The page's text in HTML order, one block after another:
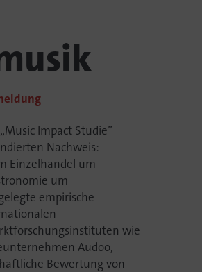
Impact Studie”
Nachweis:
Einzelhandel um
um
empirische
wie
Audoo,
Bewertung von